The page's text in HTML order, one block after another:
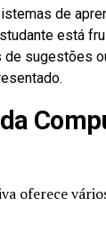
de
está
de sugestões
oferece